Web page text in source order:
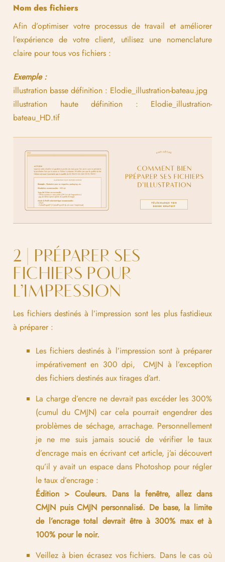
Nom des fichiers
Afin d’optimiser votre processus de travail et améliorer
l’expérience de votre client, utilisez une nomenclature
claire pour tous vos fichiers :
Exemple :
illustration basse définition : Elodie_illustration-bateau.jpg
illustration haute définition : Elodie_illustration-
bateau_HD.tif
2 | PRÉPARER SES
FICHIERS POUR
L’IMPRESSION
Les fichiers destinés à l’impression sont les plus fastidieux
à préparer :
Les fichiers destinés à l’impression sont à préparer
impérativement en 300 dpi, CMJN à l’exception
des fichiers destinés aux tirages d’art.
La charge d’encre ne devrait pas excéder les 300%
(cumul du CMJN) car cela pourrait engendrer des
problèmes de séchage, arrachage. Personnellement
je ne me suis jamais soucié de vérifier le taux
d’encrage mais en écrivant cet article, j’ai découvert
qu’il y avait un espace dans Photoshop pour régler
le taux d’encrage :
Édition > Couleurs. Dans la fenêtre, allez dans
CMJN puis CMJN personnalisé. De base, la limite
de l’encrage total devrait être à 300% max et à
100% pour le noir.
Veillez à bien écrasez vos fichiers. Dans le cas où